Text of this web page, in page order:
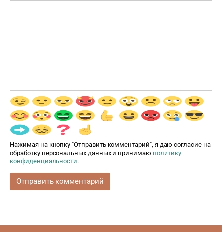
Нажимая на кнопку "Отправить комментарий", я даю согласие на
обработку персональных данных и принимаю политику
конфиденциальности.